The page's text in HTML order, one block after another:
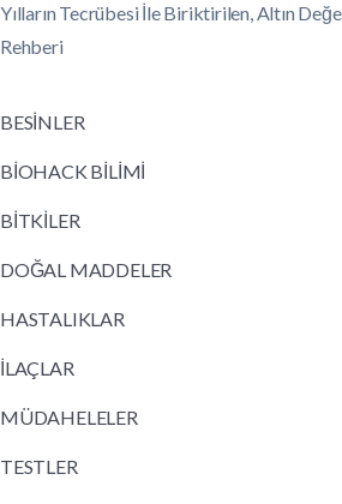
Yılların Tecrübesi İle Biriktirilen, Altın
Rehberi
BESİNLER
BİOHACK BİLİMİ
BİTKİLER
DOĞAL MADDELER
HASTALIKLAR
İLAÇLAR
MÜDAHELELER
TESTLER